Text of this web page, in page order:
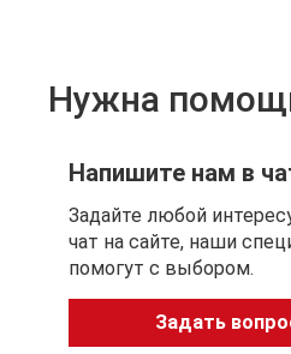
изображении.
Нужна
Напишите нам в
Задайте любой
чат на сайте, наши
помогут с выбором.
Задать